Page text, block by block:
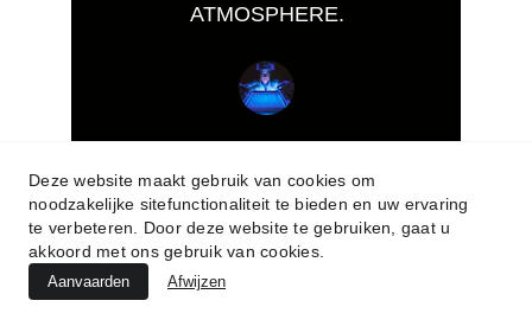
ATMOSPHERE.
Deze website maakt gebruik van cookies om
noodzakelijke sitefunctionaliteit te bieden en uw ervaring
te verbeteren. Door deze website te gebruiken, gaat u
akkoord met ons gebruik van cookies.
Aanvaarden Afwijzen